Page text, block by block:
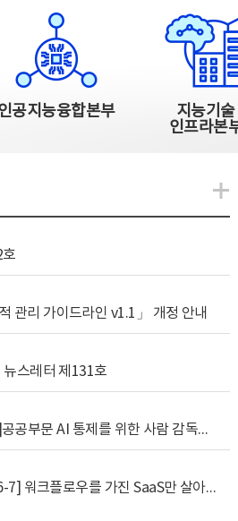
공지능융합본부
지능기술
인프라본
관리 가이드라인 v1.1」 개정 안내
스레터 제131호
[AI.GOV 이슈리포트 2026-1호]공공부문 AI 통제를 위한 사람 감독의 해외 사례 분석 및 시사점
[디지털서비스 이슈리포트2026-7] 워크플로우를 가진 SaaS만 살아남는다